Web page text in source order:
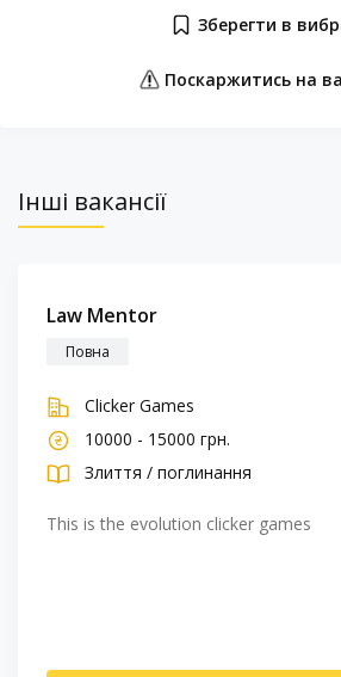
Зберегти в
Поскаржитись на
Інші вакансії
Law Mentor
Повна
Clicker Games
10000 - 15000 грн.
Злиття / поглинання
This is the evolution clicker games